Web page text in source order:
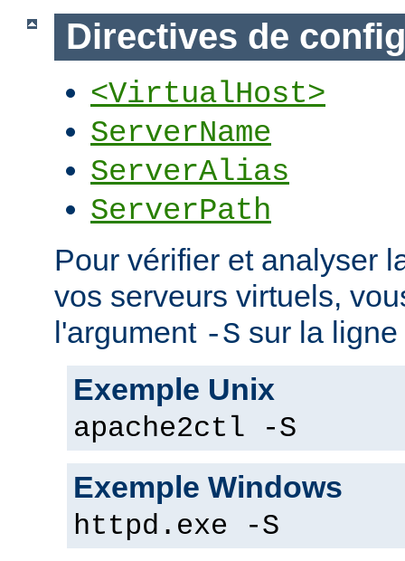
Directives de
<VirtualHost>
ServerName
ServerAlias
ServerPath
Pour vérifier et analyser
vos serveurs virtuels,
l'argument -S sur la
Exemple Unix
apache2ctl -S
Exemple Windows
httpd.exe -S